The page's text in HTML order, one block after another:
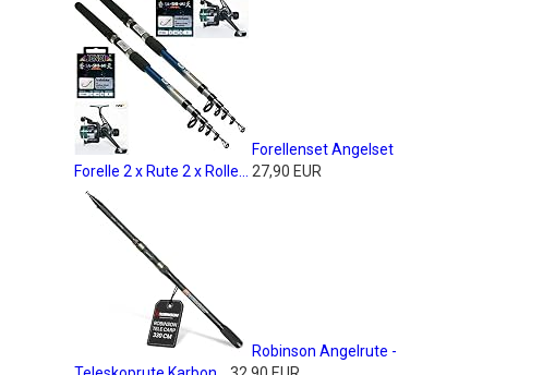
Forellenset Angelset
Forelle 2 x Rute 2 x Rolle...
27,90 EUR
Robinson Angelrute -